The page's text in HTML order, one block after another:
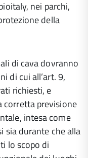
nei parchi,
della
di cava dovranno
di cui all’art. 9,
richiesti, e
corretta previsione
intesa come
sia durante che alla
lo scopo di